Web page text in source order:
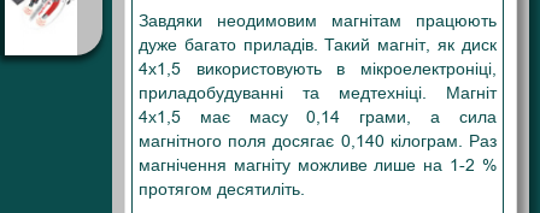
Завдяки неодимовим магнітам працюють
дуже багато приладів. Такий магніт, як диск
4х1,5 використовують в мікроелектроніці,
приладобудуванні та медтехніці. Магніт
4х1,5 має масу 0,14 грами, а сила
магнітного поля досягає 0,140 кілограм. Раз
магнічення магніту можливе лише на 1-2 %
протягом десятиліть.